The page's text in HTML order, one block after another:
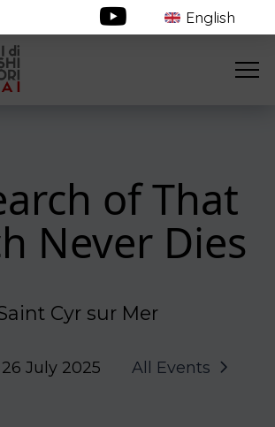
English
of That
Never Dies
Cyr sur Mer
July 2025 All Events